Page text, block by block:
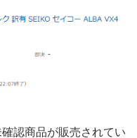
認商品が販売されてい